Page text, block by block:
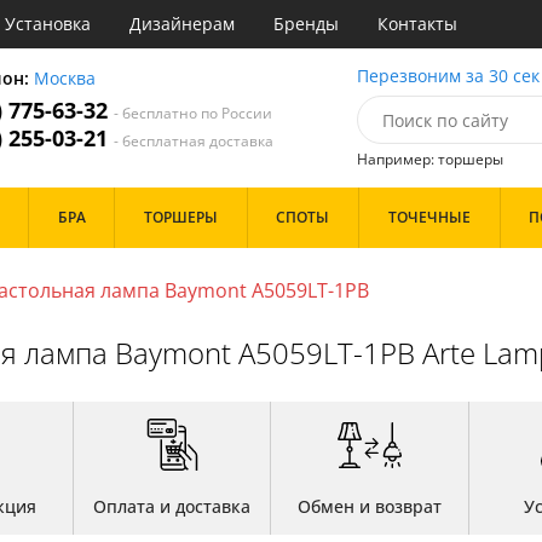
Установка Дизайнерам Бренды Контакты
Москва
775-63-32 - бесплатно по России
255-03-21 - бесплатная доставка
Перезвоним за 30 сек
Например: торшеры
Зал
Коридор и прихожая
Белые
БРА ТОРШЕРЫ СПОТЫ ТОЧЕЧНЫЕ
лампа Baymont A5059LT-1PB
лампа Baymont A5059LT-1PB Arte
Оплата и доставка Обмен и возврат